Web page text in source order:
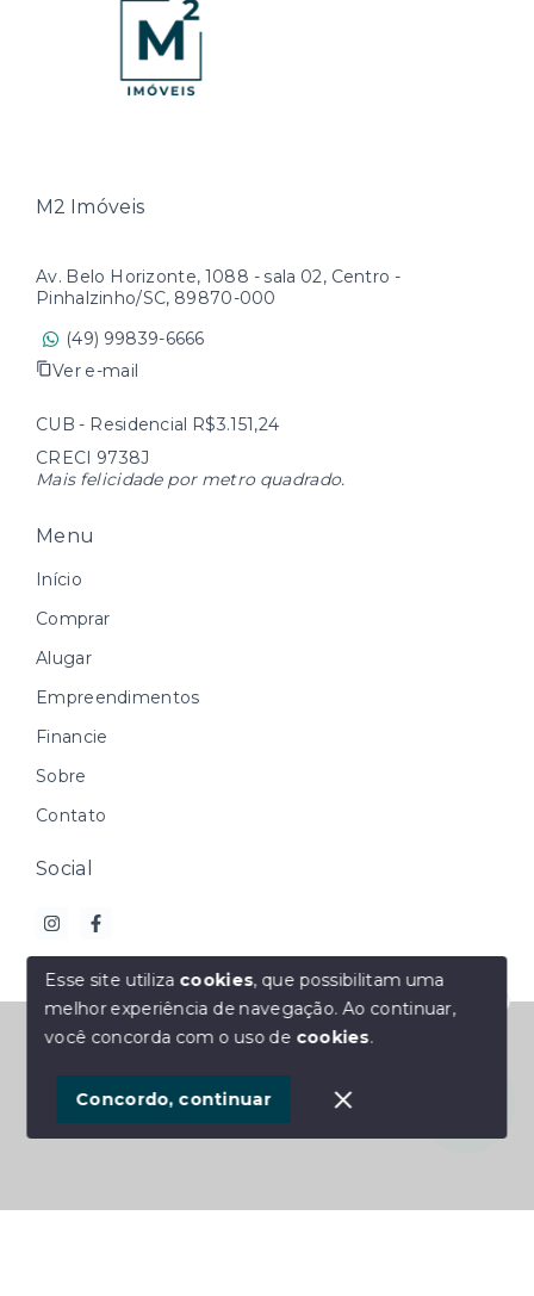
Olá! Estamos disponíveis para te ajudar.
M2 Imóveis
Av. Belo Horizonte, 1088 - sala 02, Centro -
Pinhalzinho/SC, 89870-000
(49) 99839-6666
Ver e-mail
CUB - Residencial R$3.151,24
CRECI 9738J
Mais felicidade por metro quadrado.
Menu
Início
Comprar
Alugar
Empreendimentos
Financie
Sobre
Contato
Social
© Copyright 2026 - M2 Imóveis - Todos os direitos
SITE PARA IMOBILIARIA
Esse site utiliza cookies, que possibilitam uma
melhor experiência de navegação.Ao continuar,
você concorda com o uso de cookies.
Concordo, continuar